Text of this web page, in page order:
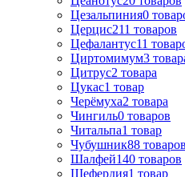
Цезальпиния0
Церцис211 товаров
Цефалантус11
Циртомимум3
Цитрус2 товара
Цукас1 товар
Черёмуха2 товара
Чингиль0 товаров
Читальпа1 товар
Чубушник88 товаров
Шалфей140 товаров
Шефердия1 товар